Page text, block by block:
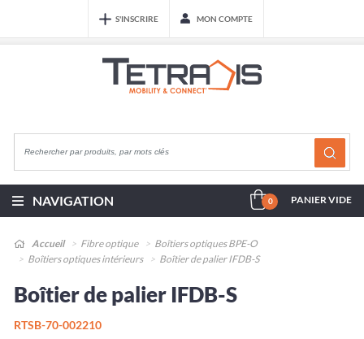
S'INSCRIRE MON COMPTE
NAVIGATION 0 PANIER VIDE
Accueil Fibre optique
Boîtiers optiques BPE-O
Boîtiers optiques intérieurs
Boîtier de palier IFDB-S
Boîtier de palier IFDB-S
RTSB-70-002210